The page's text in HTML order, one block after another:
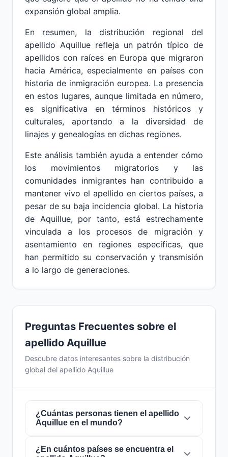
expansión global amplia.
En resumen, la distribución regional del
apellido Aquillue refleja un patrón típico de
apellidos con raíces en Europa que migraron
hacia América, especialmente en países con
historia de inmigración europea. La presencia
en estos lugares, aunque limitada en número,
es significativa en términos históricos y
culturales, aportando a la diversidad de
linajes y genealogías en dichas regiones.
Este análisis también ayuda a entender cómo
los movimientos migratorios y las
comunidades inmigrantes han contribuido a
mantener vivo el apellido en ciertos países, a
pesar de su baja incidencia global. La historia
de Aquillue, por tanto, está estrechamente
vinculada a los procesos de migración y
asentamiento en regiones específicas, que
han permitido su conservación y transmisión
a lo largo de generaciones.
Preguntas Frecuentes sobre el
apellido Aquillue
Descubre datos interesantes sobre la distribución
global del apellido Aquillue
¿Cuántas personas tienen el apellido
Aquillue en el mundo?
Actualmente hay aproximadamente21
¿En cuántos países se encuentra el